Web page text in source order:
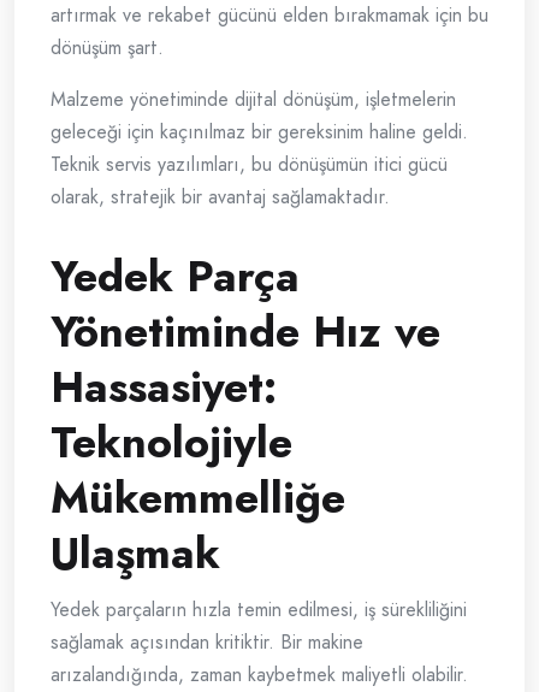
artırmak ve rekabet gücünü elden bırakmamak için bu
dönüşüm şart.
Malzeme yönetiminde dijital dönüşüm, işletmelerin
geleceği için kaçınılmaz bir gereksinim haline geldi.
Teknik servis yazılımları, bu dönüşümün itici gücü
olarak, stratejik bir avantaj sağlamaktadır.
Yedek Parça
Yönetiminde Hız ve
Hassasiyet:
Teknolojiyle
Mükemmelliğe
Ulaşmak
Yedek parçaların hızla temin edilmesi, iş sürekliliğini
sağlamak açısından kritiktir. Bir makine
arızalandığında, zaman kaybetmek maliyetli olabilir.